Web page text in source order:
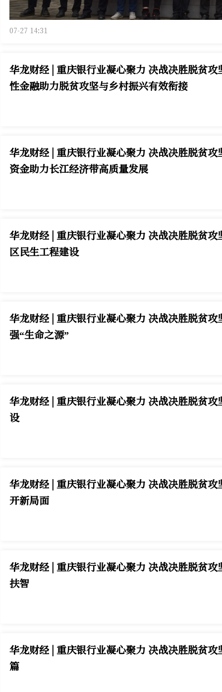
07-27 14:31
华龙财经 | 重庆银行业凝心聚力 决战决胜脱贫
性金融助力脱贫攻坚与乡村振兴有效衔接
华龙财经 | 重庆银行业凝心聚力 决战决胜脱贫
资金助力长江经济带高质量发展
华龙财经 | 重庆银行业凝心聚力 决战决胜脱贫
区民生工程建设
华龙财经 | 重庆银行业凝心聚力 决战决胜脱贫
强“生命之源”
华龙财经 | 重庆银行业凝心聚力 决战决胜脱贫
设
华龙财经 | 重庆银行业凝心聚力 决战决胜脱贫
开新局面
华龙财经 | 重庆银行业凝心聚力 决战决胜脱贫
扶智
华龙财经 | 重庆银行业凝心聚力 决战决胜脱贫
篇